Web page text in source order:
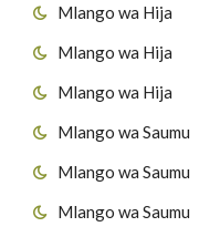
Mlango wa Hija
Mlango wa Hija
Mlango wa Hija
Mlango wa Saumu
Mlango wa Saumu
Mlango wa Saumu